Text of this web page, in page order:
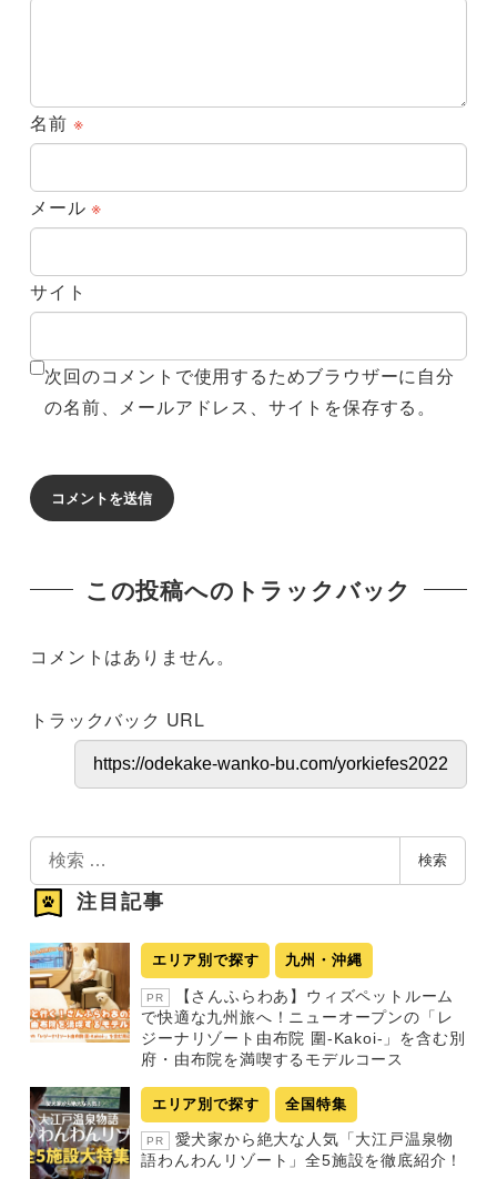
名前 ※
メール※
サイト
次回のコメントで使用するためブラウザーに自分
の名前、メールアドレス、サイトを保存する。
この投稿へのトラックバック
コメントはありません。
トラックバック URL
検
索
検索
注目記事
エリア別で探す 九州・沖縄
PR
【さんふらわあ】ウィズペットルーム
で快適な九州旅へ！ニューオープンの「レ
ジーナリゾート由布院 圍-Kakoi-」を含む別
府・由布院を満喫するモデルコース
エリア別で探す 全国特集
PR
愛犬家から絶大な人気「大江戸温泉物
語わんわんリゾート」全5施設を徹底紹介！